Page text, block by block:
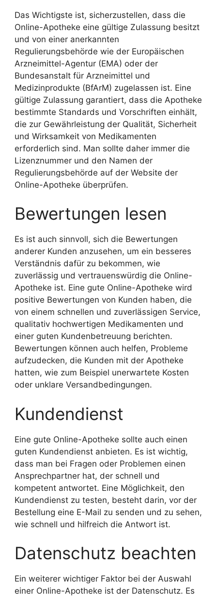
Das Wichtigste ist, sicherzustellen, dass die
Online-Apotheke eine gültige Zulassung besitzt
und von einer anerkannten
Regulierungsbehörde wie der Europäischen
Arzneimittel-Agentur (EMA) oder der
Bundesanstalt für Arzneimittel und
Medizinprodukte (BfArM) zugelassen ist. Eine
gültige Zulassung garantiert, dass die Apotheke
bestimmte Standards und Vorschriften einhält,
die zur Gewährleistung der Qualität, Sicherheit
und Wirksamkeit von Medikamenten
erforderlich sind. Man sollte daher immer die
Lizenznummer und den Namen der
Regulierungsbehörde auf der Website der
Online-Apotheke überprüfen.
Bewertungen lesen
Es ist auch sinnvoll, sich die Bewertungen
anderer Kunden anzusehen, um ein besseres
Verständnis dafür zu bekommen, wie
zuverlässig und vertrauenswürdig die Online-
Apotheke ist. Eine gute Online-Apotheke wird
positive Bewertungen von Kunden haben, die
von einem schnellen und zuverlässigen Service,
qualitativ hochwertigen Medikamenten und
einer guten Kundenbetreuung berichten.
Bewertungen können auch helfen, Probleme
aufzudecken, die Kunden mit der Apotheke
hatten, wie zum Beispiel unerwartete Kosten
oder unklare Versandbedingungen.
Kundendienst
Eine gute Online-Apotheke sollte auch einen
guten Kundendienst anbieten. Es ist wichtig,
dass man bei Fragen oder Problemen einen
Ansprechpartner hat, der schnell und
kompetent antwortet. Eine Möglichkeit, den
Kundendienst zu testen, besteht darin, vor der
Bestellung eine E-Mail zu senden und zu sehen,
wie schnell und hilfreich die Antwort ist.
Datenschutz beachten
Ein weiterer wichtiger Faktor bei der Auswahl
einer Online-Apotheke ist der Datenschutz. Es